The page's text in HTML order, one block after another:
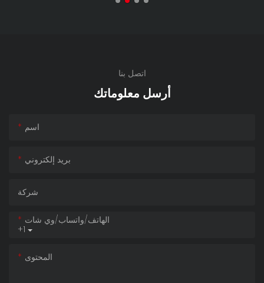
اتصل بنا
أرسل معلوماتك
اسم
بريد إلكتروني
شركة
+1
الهاتف/واتساب/وي شات
المحتوى